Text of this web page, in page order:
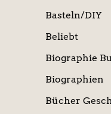
Basteln/DIY
Beliebt
Biographie
Biographien
Bücher